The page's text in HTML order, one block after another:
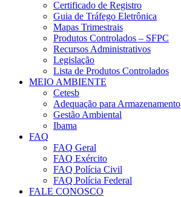
Certificado de Registro
Guia de Tráfego Eletrônica
Mapas Trimestrais
Produtos Controlados – SFPC
Recursos Administrativos
Legislação
Lista de Produtos Controlados
MEIO AMBIENTE
Cetesb
Adequação para Armazenamento
Gestão Ambiental
Ibama
FAQ
FAQ Geral
FAQ Exército
FAQ Polícia Civil
FAQ Polícia Federal
FALE CONOSCO